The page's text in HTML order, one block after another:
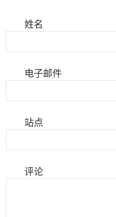
姓名
电子邮件
站点
评论